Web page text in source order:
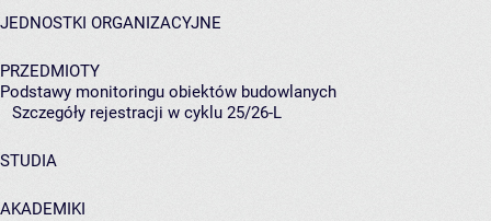
JEDNOSTKI ORGANIZACYJNE
PRZEDMIOTY
Podstawy monitoringu obiektów budowlanych
Szczegóły rejestracji w cyklu 25/26-L
STUDIA
AKADEMIKI